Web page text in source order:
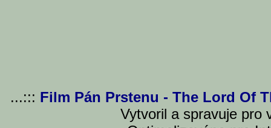
...::: Film Pán Prstenu - The Lord Of
Vytvoril a spravuje pro